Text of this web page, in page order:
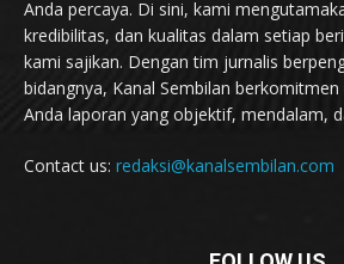
Anda percaya. Di sini, kami
kredibilitas, dan kualitas dalam setiap
kami sajikan. Dengan tim jurnalis
bidangnya, Kanal Sembilan
Anda laporan yang objektif, mendalam,
Contact us: redaksi@kanalsembilan.com